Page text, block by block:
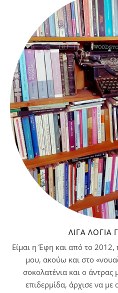
ΛΊΓΑ ΛΌΓΙΑ
Είμαι η Έφη και από το 2012,
μου, ακούω και στο
σοκολατένια και ο
επιδερμίδα, άρχισε να με